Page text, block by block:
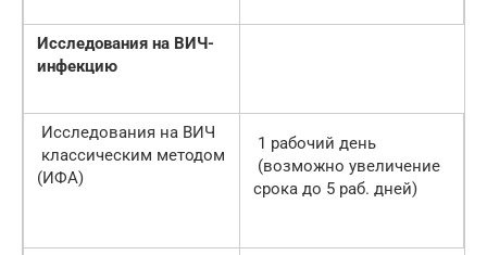
Исследования на ВИЧ-
инфекцию
Исследования на ВИЧ
классическим методом
(ИФА)
1 рабочий день
(возможно увеличение
срока до 5 раб. дней)